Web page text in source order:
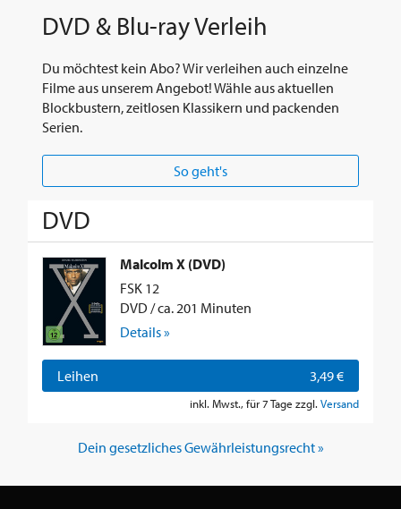
DVD & Blu-ray Verleih
Du möchtest kein Abo? Wir verleihen auch einzelne
Filme aus unserem Angebot! Wähle aus aktuellen
Blockbustern, zeitlosen Klassikern und packenden
Serien.
So geht's
DVD
Malcolm X (DVD)
FSK 12
DVD / ca. 201 Minuten
Details »
Leihen 3,49 €
inkl. Mwst., für 7 Tage zzgl. Versand
Dein gesetzliches Gewährleistungsrecht »